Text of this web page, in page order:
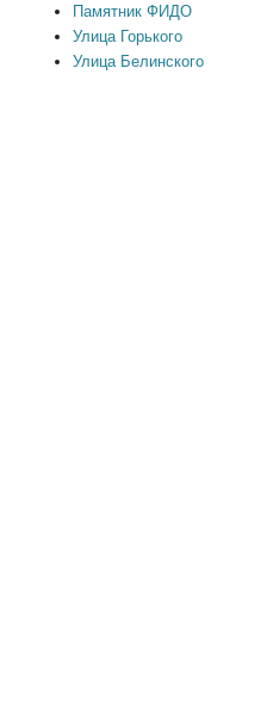
Памятник ФИДО
Улица Горького
Улица Белинского